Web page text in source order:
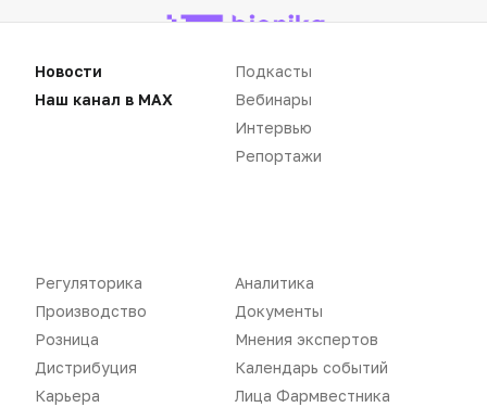
«Политика конфиденциальности»
«Редакционная политика»
ограничений, установленных Правообладателем
автора используемых материалов и ссылки на портал
Pharmvestnik.ru как на источник заимствования с обязательной
Продолжая использовать наш сайт, вы даете согласие на
Новости
Наш канал в MAX
Подкасты
Вебинары
Интервью
Репортажи
Регуляторика
Производство
Розница
Дистрибуция
Карьера
Аналитика
Документы
Мнения экспертов
Календарь событий
Лица Фармвестника